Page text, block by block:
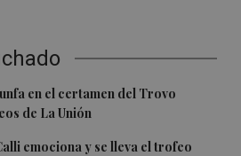
en el certamen del Trovo
de La Unión
emociona y se lleva el trofeo